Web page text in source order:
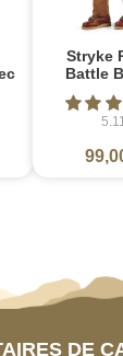
Stryke
Battle
DE